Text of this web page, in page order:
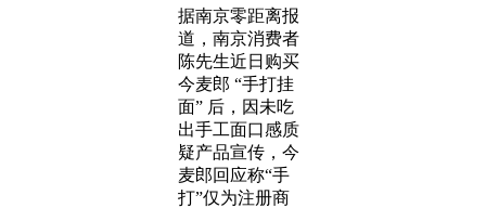
据南京零距离报
道，南京消费者
陈先生近日购买
今麦郎 “手打挂
面” 后，因未吃
出手工面口感质
疑产品宣传，今
麦郎回应称“手
打”仅为注册商